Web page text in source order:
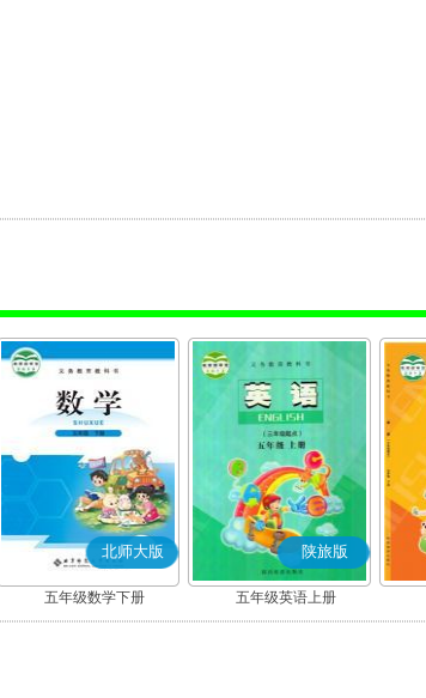
北师大版
五年级数学下册
陕旅版
五年级英语上册